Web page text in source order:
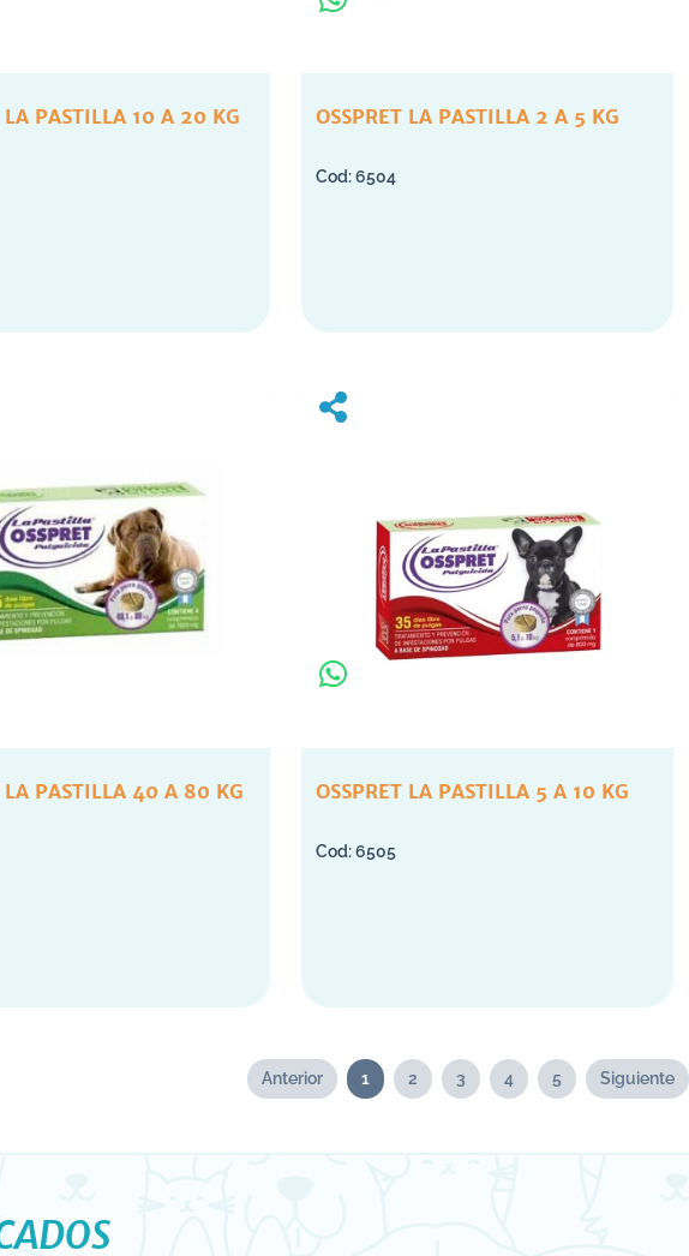
LA PASTILLA 10 A 20 KG OSSPRET LA PASTILLA 2 A 5 KG
6504
LA PASTILLA 40 A 80 KG OSSPRET LA PASTILLA 5 A 10 KG
6505
Anterior 1 2 3 4 5 Siguiente